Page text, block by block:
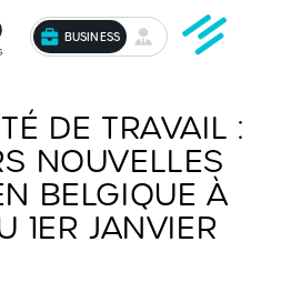
BUSINESS
DE TRAVAIL :
NOUVELLES
BELGIQUE À
1ER JANVIER